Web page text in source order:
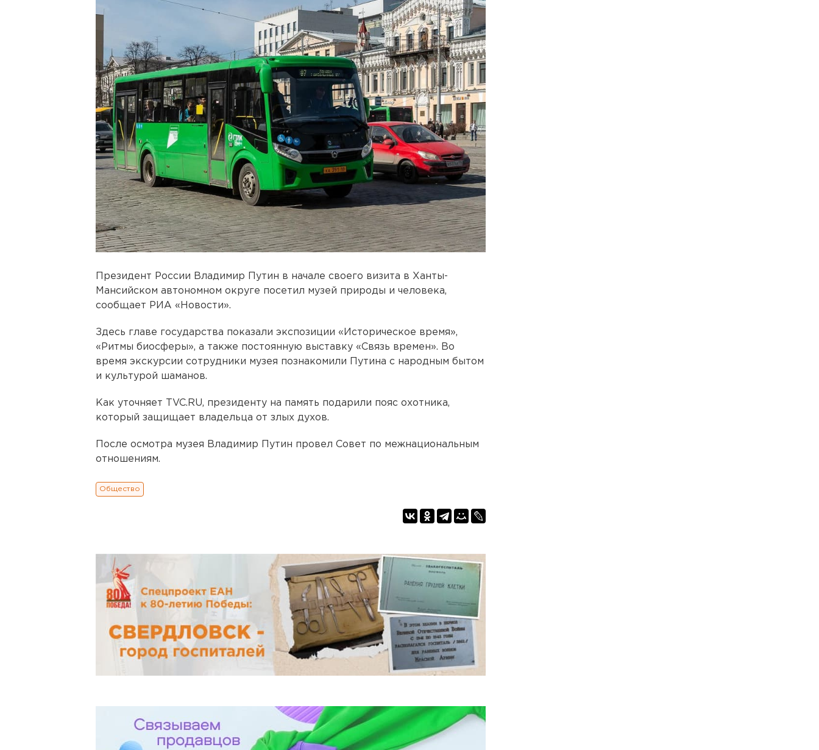
Президент России Владимир Путин в начале своего визита в Ханты-
Мансийском автономном округе посетил музей природы и человека,
сообщает РИА «Новости».
Здесь главе государства показали экспозиции «Историческое время»,
«Ритмы биосферы», а также постоянную выставку «Связь времен». Во
время экскурсии сотрудники музея познакомили Путина с народным бытом
и культурой шаманов.
Как уточняет TVC.RU, президенту на память подарили пояс охотника,
который защищает владельца от злых духов.
После осмотра музея Владимир Путин провел Совет по межнациональным
отношениям.
Общество